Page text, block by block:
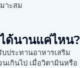
าะสม
ด้นานแค่ไหน?
ประทานอาหารเสริม
เกินไป เมื่อวิตามินหรือ